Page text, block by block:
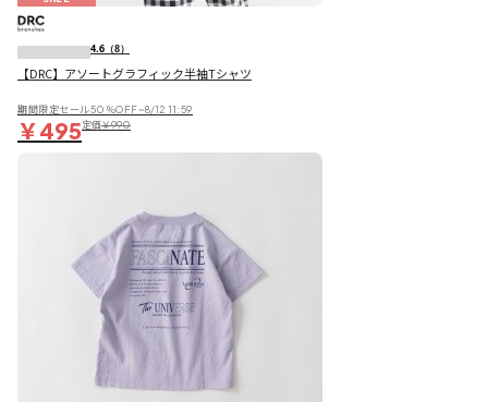
4.6 （8）
【DRC】アソートグラフィック半袖Tシャツ
期間限定セール50％OFF~8/12 11:59
￥495定価￥990